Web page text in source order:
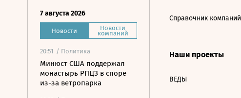
7 августа 2026
Новости Новости
компаний
20:51 / Политика
Минюст США поддержал
монастырь РПЦЗ в споре
из-за ветропарка
Справочник компаний
Наши проекты
ВЕДЫ